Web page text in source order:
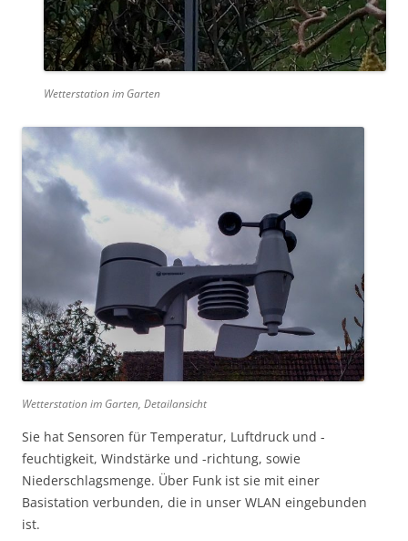
Wetterstation im Garten
Wetterstation im Garten, Detailansicht
Sie hat Sensoren für Temperatur, Luftdruck und -
feuchtigkeit, Windstärke und -richtung, sowie
Niederschlagsmenge. Über Funk ist sie mit einer
Basistation verbunden, die in unser WLAN eingebunden
ist.